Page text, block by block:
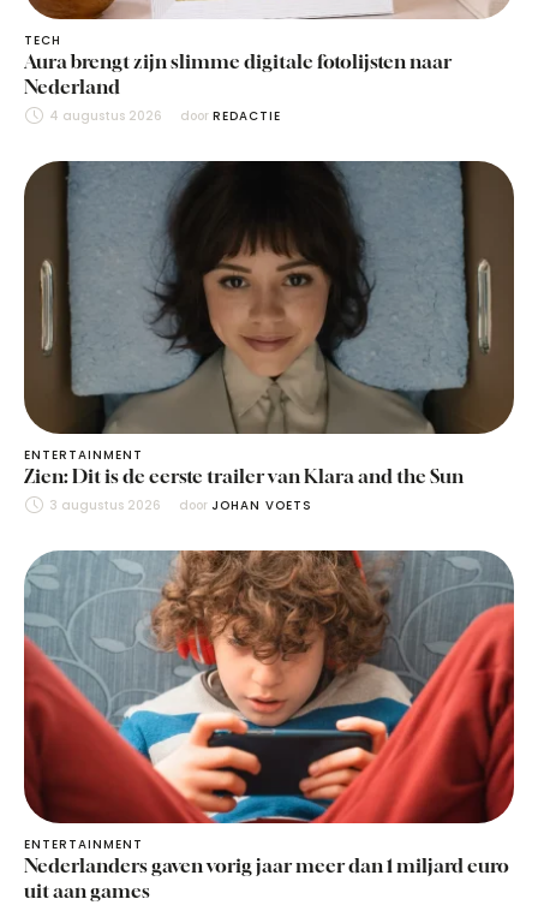
TECH
Aura brengt zijn slimme digitale fotolijsten naar
Nederland
4 augustus 2026 door REDACTIE
ENTERTAINMENT
Zien: Dit is de eerste trailer van Klara and the Sun
3 augustus 2026 door JOHAN VOETS
ENTERTAINMENT
Nederlanders gaven vorig jaar meer dan 1 miljard euro
uit aan games